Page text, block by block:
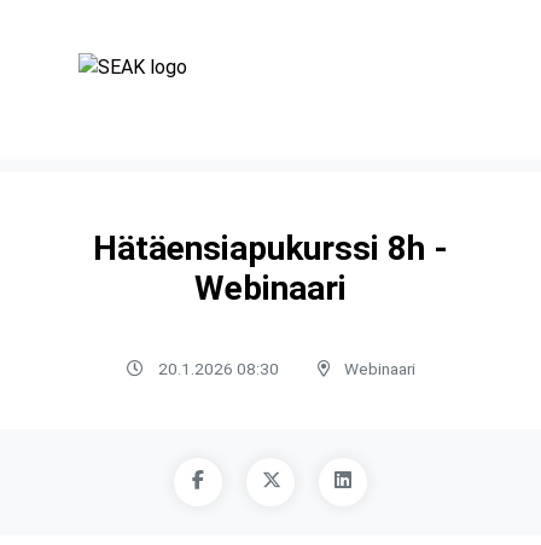
Hätäensiapukurssi 8h -
Webinaari
20.1.2026 08:30 Webinaari